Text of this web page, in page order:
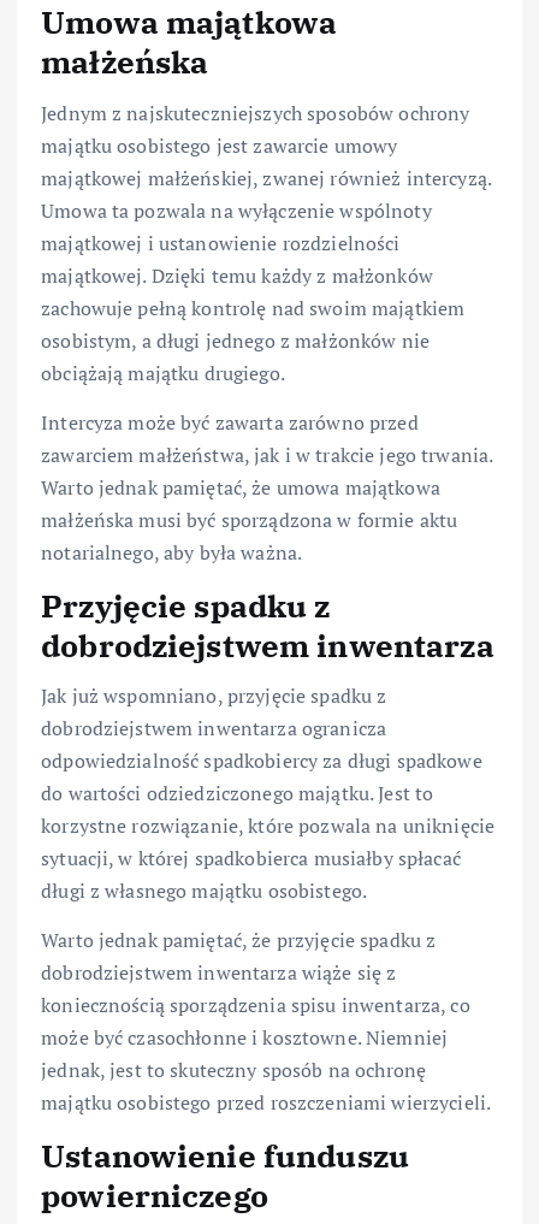
Umowa majątkowa
małżeńska
Jednym z najskuteczniejszych sposobów ochrony
majątku osobistego jest zawarcie umowy
majątkowej małżeńskiej, zwanej również intercyzą.
Umowa ta pozwala na wyłączenie wspólnoty
majątkowej i ustanowienie rozdzielności
majątkowej. Dzięki temu każdy z małżonków
zachowuje pełną kontrolę nad swoim majątkiem
osobistym, a długi jednego z małżonków nie
obciążają majątku drugiego.
Intercyza może być zawarta zarówno przed
zawarciem małżeństwa, jak i w trakcie jego trwania.
Warto jednak pamiętać, że umowa majątkowa
małżeńska musi być sporządzona w formie aktu
notarialnego, aby była ważna.
Przyjęcie spadku z
dobrodziejstwem inwentarza
Jak już wspomniano, przyjęcie spadku z
dobrodziejstwem inwentarza ogranicza
odpowiedzialność spadkobiercy za długi spadkowe
do wartości odziedziczonego majątku. Jest to
korzystne rozwiązanie, które pozwala na uniknięcie
sytuacji, w której spadkobierca musiałby spłacać
długi z własnego majątku osobistego.
Warto jednak pamiętać, że przyjęcie spadku z
dobrodziejstwem inwentarza wiąże się z
koniecznością sporządzenia spisu inwentarza, co
może być czasochłonne i kosztowne. Niemniej
jednak, jest to skuteczny sposób na ochronę
majątku osobistego przed roszczeniami wierzycieli.
Ustanowienie funduszu
powierniczego